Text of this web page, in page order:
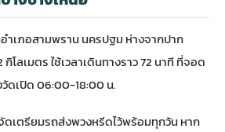
ำเภอสามพราน นครปฐม ห่างจากปาก
ลเมตร ใช้เวลาเดินทางราว 72 นาที ที่จอด
วัดเปิด 06:00-18:00 น.
ดเตรียมรถส่งพวงหรีดไว้พร้อมทุกวัน หาก